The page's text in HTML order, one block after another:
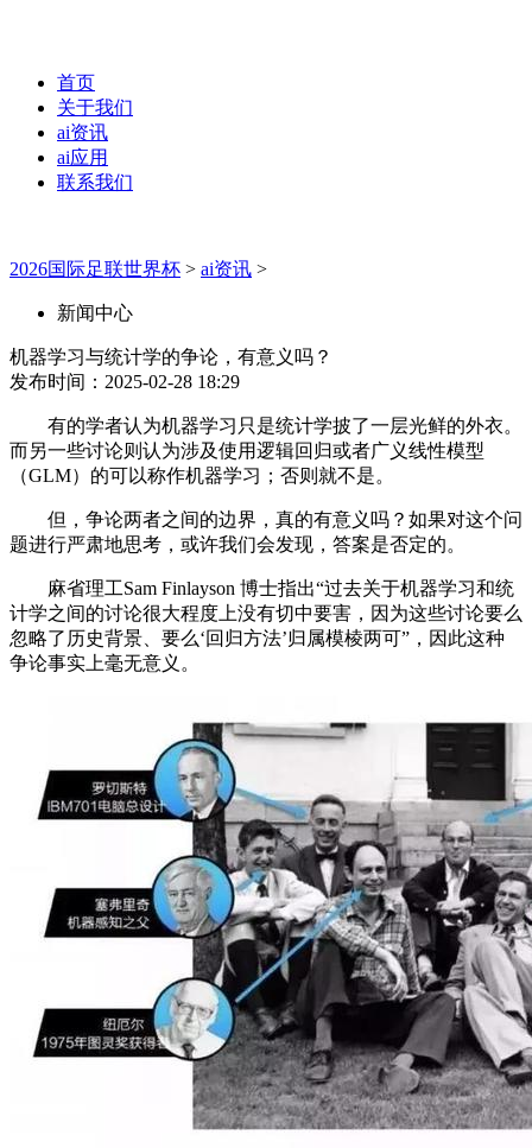
首页
关于我们
ai资讯
ai应用
联系我们
2026国际足联世界杯 > ai资讯 >
新闻中心
机器学习与统计学的争论，有意义吗？
发布时间：2025-02-28 18:29
有的学者认为机器学习只是统计学披了一层光鲜的外衣。
而另一些讨论则认为涉及使用逻辑回归或者广义线性模型
（GLM）的可以称作机器学习；否则就不是。
但，争论两者之间的边界，真的有意义吗？如果对这个问
题进行严肃地思考，或许我们会发现，答案是否定的。
麻省理工Sam Finlayson 博士指出“过去关于机器学习和统
计学之间的讨论很大程度上没有切中要害，因为这些讨论要么
忽略了历史背景、要么‘回归方法’归属模棱两可”，因此这种
争论事实上毫无意义。